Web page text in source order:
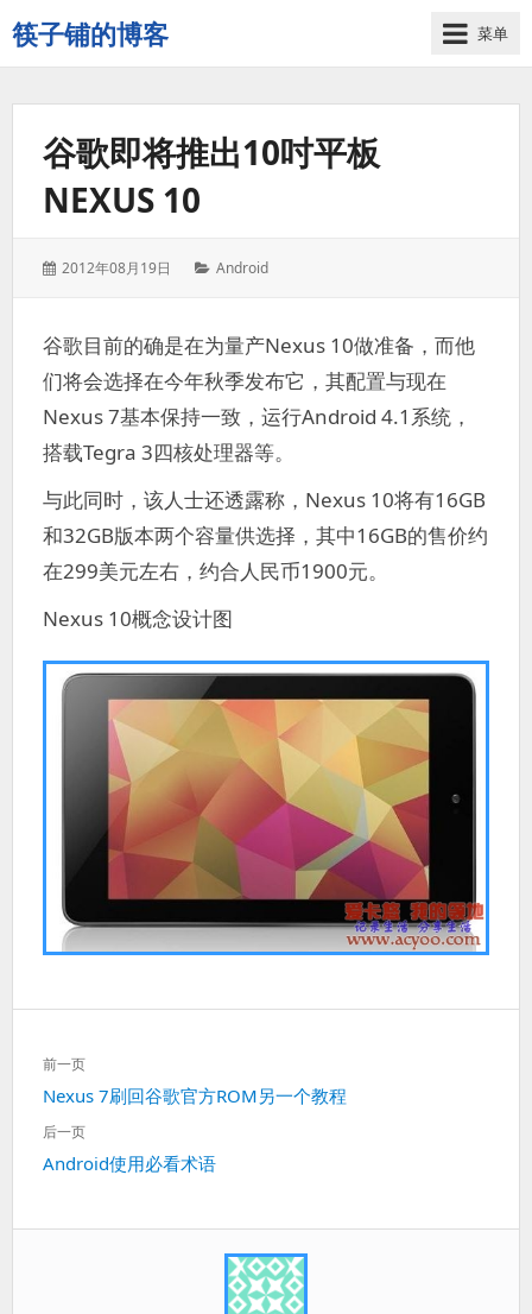
筷子铺的博客
记
录
菜单
谷歌即将推出10吋平板
NEXUS 10
发
2012年08月19日
分
Android
谷歌目前的确是在为量产Nexus 10做准备，而他
们将会选择在今年秋季发布它，其配置与现在
Nexus 7基本保持一致，运行Android 4.1系统，
搭载Tegra 3四核处理器等。
与此同时，该人士还透露称，Nexus 10将有16GB
和32GB版本两个容量供选择，其中16GB的售价约
在299美元左右，约合人民币1900元。
Nexus 10概念设计图
文
章
导
航
前一页
上
一
Nexus 7刷回谷歌官方ROM另一个教程
后一页
下
Android使用必看术语